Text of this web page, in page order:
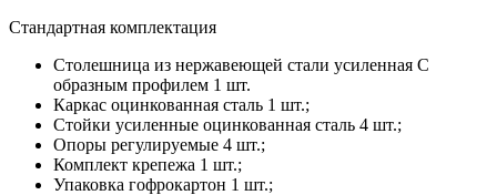
Стандартная комплектация
Столешница из нержавеющей стали усиленная С
образным профилем 1 шт.
Каркас оцинкованная сталь 1 шт.;
Стойки усиленные оцинкованная сталь 4 шт.;
Опоры регулируемые 4 шт.;
Комплект крепежа 1 шт.;
Упаковка гофрокартон 1 шт.;